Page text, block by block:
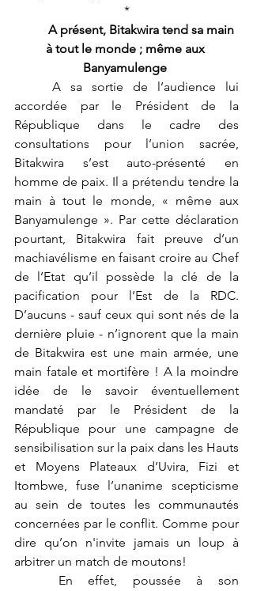
*
A présent, Bitakwira tend sa main
à tout le monde ; même aux
Banyamulenge
accordée par le Président de la
République dans le cadre des
consultations pour l’union sacrée,
Bitakwira s’est auto-présenté en
homme de paix. Il a prétendu tendre la
main à tout le monde, « même aux
Banyamulenge ». Par cette déclaration
pourtant, Bitakwira fait preuve d’un
machiavélisme en faisant croire au Chef
de l’Etat qu’il possède la clé de la
pacification pour l’Est de la RDC.
D’aucuns - sauf ceux qui sont nés de la
dernière pluie - n’ignorent que la main
de Bitakwira est une main armée, une
main fatale et mortifère ! A la moindre
idée de le savoir éventuellement
mandaté par le Président de la
République pour une campagne de
sensibilisation sur la paix dans les Hauts
et Moyens Plateaux d’Uvira, Fizi et
Itombwe, fuse l’unanime scepticisme
au sein de toutes les communautés
concernées par le conflit. Comme pour
dire qu’on n'invite jamais un loup à
arbitrer un match de moutons!